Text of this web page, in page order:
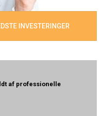
INVESTERINGER
af professionelle